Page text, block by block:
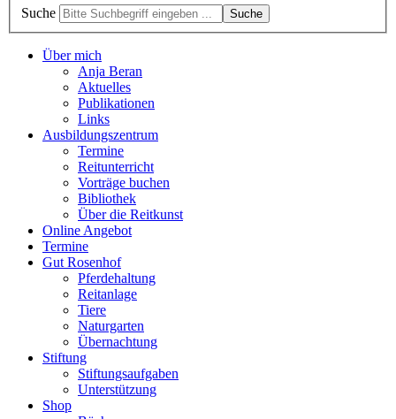
Suche
Suche
Über mich
Anja Beran
Aktuelles
Publikationen
Links
Ausbildungszentrum
Termine
Reitunterricht
Vorträge buchen
Bibliothek
Über die Reitkunst
Online Angebot
Termine
Gut Rosenhof
Pferdehaltung
Reitanlage
Tiere
Naturgarten
Übernachtung
Stiftung
Stiftungsaufgaben
Unterstützung
Shop